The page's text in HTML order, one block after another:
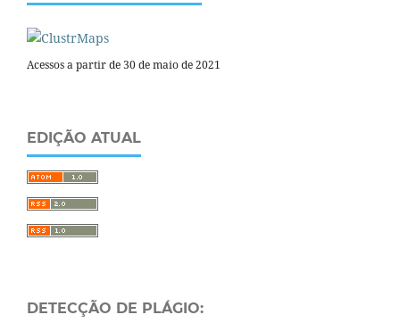
Acessos a partir de 30 de maio de 2021
EDIÇÃO ATUAL
DETECÇÃO DE PLÁGIO: